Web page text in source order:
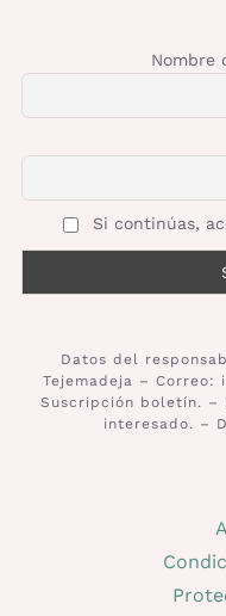
Nombre
Si continúas,
Datos del
Tejemadeja – Correo:
Suscripción boletín. –
interesado. –